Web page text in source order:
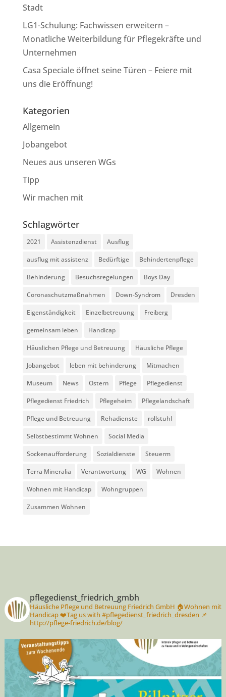
Stadt
LG1-Schulung: Fachwissen erweitern –
Monatliche Weiterbildung für Pflegekräfte und
Unternehmen
Casa Speciale öffnet seine Türen – Feiere mit
uns die Eröffnung!
Kategorien
Allgemein
Jobangebot
Neues aus unseren WGs
Tipp
Wir machen mit
Schlagwörter
2021 Assistenzdienst Ausflug
ausflug mit assistenz Bedürftige Behindertenpflege
Behinderung Besuchsregelungen Boys Day
Coronaschutzmaßnahmen Down-Syndrom Dresden
Eigenständigkeit Einzelbetreuung Freiberg
gemeinsam leben Handicap
Häuslichen Pflege und Betreuung Häusliche Pflege
Jobangebot leben mit behinderung Mitmachen
Museum News Ostern Pflege Pflegedienst
Pflegedienst Friedrich Pflegeheim Pflegelandschaft
Pflege und Betreuung Rehadienste rollstuhl
Selbstbestimmt Wohnen Social Media
Sockenaufforderung Sozialdienste Steuerm
Terra Mineralia Verantwortung WG Wohnen
Wohnen mit Handicap Wohngruppen
Zusammen Wohnen
pflegedienst_friedrich_gmbh
Häusliche Pflege und Betreuung Friedrich GmbH 🏠Wohnen mit
Handicap❤️Tag us with #pflegedienst_friedrich_dresden 📌
http://pflege-friedrich.de/blog/